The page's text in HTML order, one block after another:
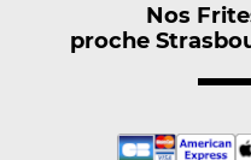
Nos
proche